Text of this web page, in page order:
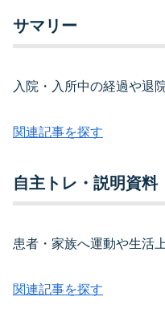
サマリー
入院・入所中の経過や退
関連記事を探す
自主トレ・説明資料
患者・家族へ運動や生活
関連記事を探す